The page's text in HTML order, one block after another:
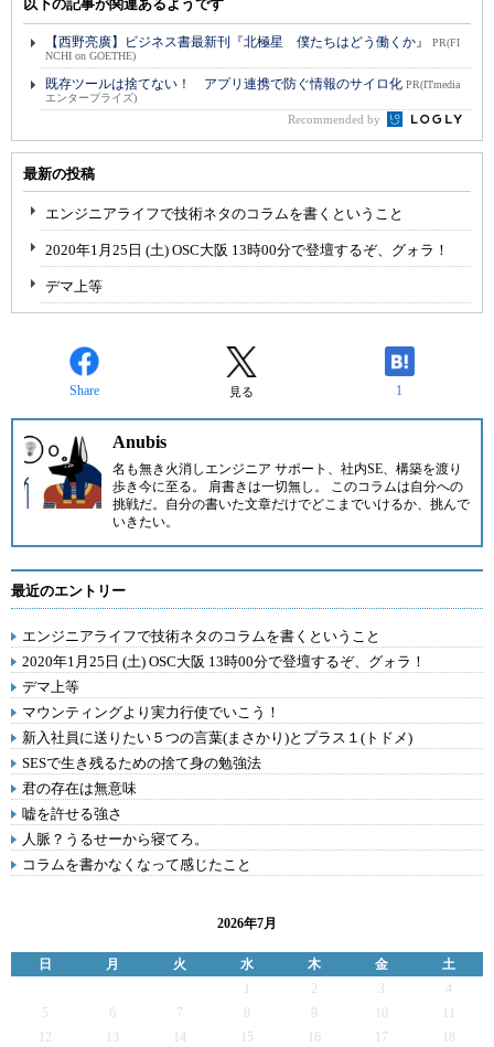
以下の記事が関連あるようです
【西野亮廣】ビジネス書最新刊『北極星 僕たちはどう働くか』
PR(FI
NCHI on GOETHE)
既存ツールは捨てない！ アプリ連携で防ぐ情報のサイロ化 PR(ITmedia
エンタープライズ)
Recommended by
最新の投稿
エンジニアライフで技術ネタのコラムを書くということ
2020年1月25日 (土) OSC大阪 13時00分で登壇するぞ、グォラ！
デマ上等
Share 見る 1
Anubis
名も無き火消しエンジニア サポート、社内SE、構築を渡り
歩き今に至る。 肩書きは一切無し。 このコラムは自分への
挑戦だ。自分の書いた文章だけでどこまでいけるか、挑んで
いきたい。
最近のエントリー
エンジニアライフで技術ネタのコラムを書くということ
2020年1月25日 (土) OSC大阪 13時00分で登壇するぞ、グォラ！
デマ上等
マウンティングより実力行使でいこう！
新入社員に送りたい５つの言葉(まさかり)とプラス１(トドメ)
SESで生き残るための捨て身の勉強法
君の存在は無意味
嘘を許せる強さ
人脈？うるせーから寝てろ。
コラムを書かなくなって感じたこと
2026年7月
日 月 火 水 木 金
土
2 3
4
5
6 7 9
12
13 14 15 16 17